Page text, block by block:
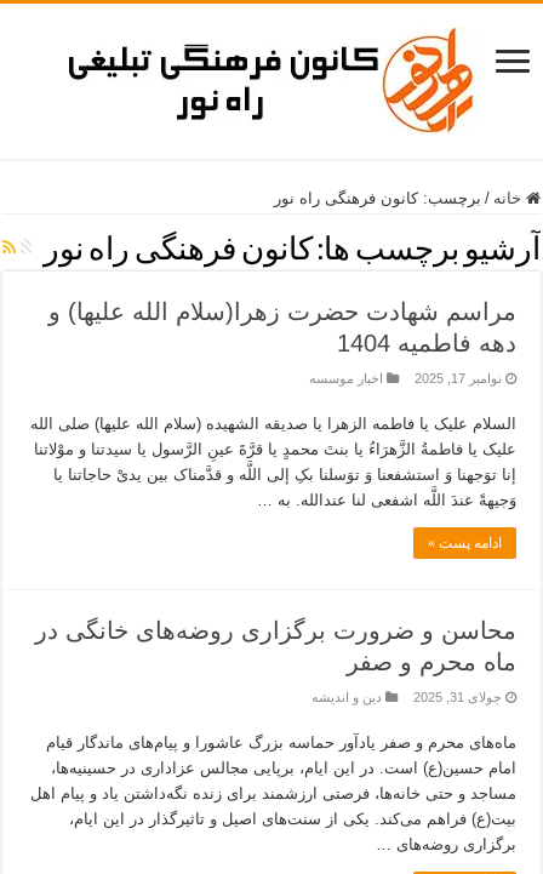
خانه / برچسب:کانون فرهنگی راه نور
آرشیو برچسب ها: کانون فرهنگی راه نور
مراسم شهادت حضرت زهرا(سلام الله علیها) و
دهه فاطمیه 1404
نوامبر 17, 2025 اخبار موسسه
السلام علیک یا فاطمه الزهرا یا صدیقه الشهیده (سلام الله علیها) صلی الله
علیک یا فاطمةُ الزَّهرَاءُ یا بنتَ محمدٍ یا قرَّةَ عینِ الرَّسول یا سیدتنا و موْلاتنا
إنا توَجهنا وَ استشفعنا وَ توَسلنا بکِ إلى اللَّه و قدَّمناک بین یدیْ حاجاتنا یا
وَجیهةً عندَ اللَّه اشفعی لنا عندالله. به …
ادامه پست »
محاسن و ضرورت برگزاری روضه‌های خانگی در
ماه محرم و صفر
جولای 31, 2025 دین و اندیشه
ماه‌های محرم و صفر یادآور حماسه بزرگ عاشورا و پیام‌های ماندگار قیام
امام حسین(ع) است. در این ایام، برپایی مجالس عزاداری در حسینیه‌ها،
مساجد و حتی خانه‌ها، فرصتی ارزشمند برای زنده نگه‌داشتن یاد و پیام اهل
بیت(ع) فراهم می‌کند. یکی از سنت‌های اصیل و تاثیرگذار در این ایام،
برگزاری روضه‌های …